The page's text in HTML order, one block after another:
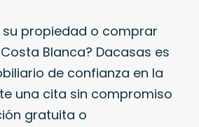
su propiedad o comprar
Blanca? Dacasas es
de confianza en la
una cita sin compromiso
gratuita o